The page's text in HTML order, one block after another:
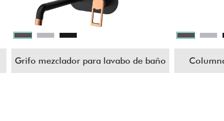
Grifo mezclador para lavabo de baño